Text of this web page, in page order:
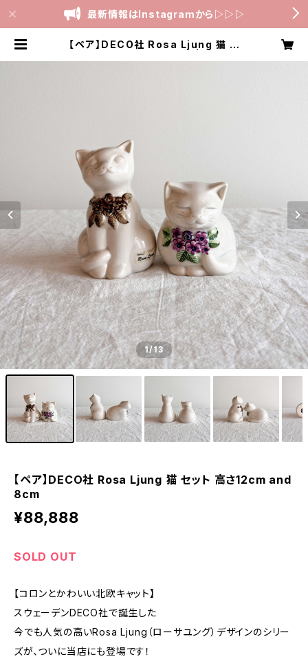
最新情報はInstagramから▷▷▷
【ペア】DECO社 Rosa Ljung 猫 セ
1/13
【ペア】DECO社 Rosa Ljung 猫 セット 高さ12cm and
8cm
¥88,888
SOLD OUT
【コロンとかわいい北欧キャット】
スウェーデンDECO社で誕生した
今でも人気の高いRosa Ljung（ローサユング）デザインのシリー
ズが、ついに当店にも登場です！